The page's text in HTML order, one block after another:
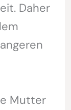
Daher
Mutter